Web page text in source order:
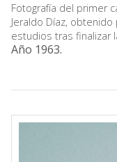
Fotografía del primer
Jeraldo Díaz,
estudios tras finalizar
Año 1963.